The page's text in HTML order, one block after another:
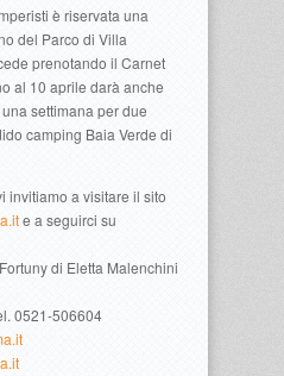
è riservata una
del Parco di Villa
prenotando il Carnet
al 10 aprile darà anche
settimana per due
camping Baia Verde di
invitiamo a visitare il sito
e a seguirci su
di Eletta Malenchini
0521-506604